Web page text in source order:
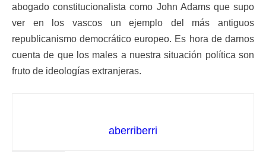
abogado constitucionalista como John Adams que supo
ver en los vascos un ejemplo del más antiguos
republicanismo democrático europeo. Es hora de darnos
cuenta de que los males a nuestra situación política son
fruto de ideologías extranjeras.
aberriberri